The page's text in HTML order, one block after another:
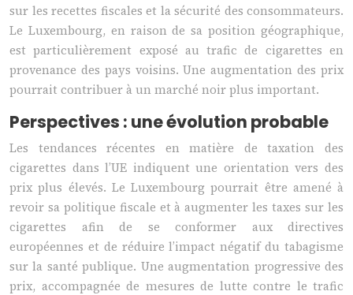
sur les recettes fiscales et la sécurité des consommateurs.
Le Luxembourg, en raison de sa position géographique,
est particulièrement exposé au trafic de cigarettes en
provenance des pays voisins. Une augmentation des prix
pourrait contribuer à un marché noir plus important.
Perspectives : une évolution probable
Les tendances récentes en matière de taxation des
cigarettes dans l’UE indiquent une orientation vers des
prix plus élevés. Le Luxembourg pourrait être amené à
revoir sa politique fiscale et à augmenter les taxes sur les
cigarettes afin de se conformer aux directives
européennes et de réduire l’impact négatif du tabagisme
sur la santé publique. Une augmentation progressive des
prix, accompagnée de mesures de lutte contre le trafic